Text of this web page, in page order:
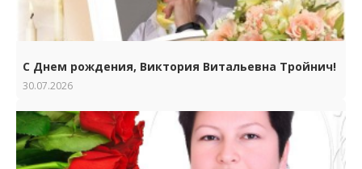
С Днем рождения, Виктория Витальевна Тройнич!
30.07.2026